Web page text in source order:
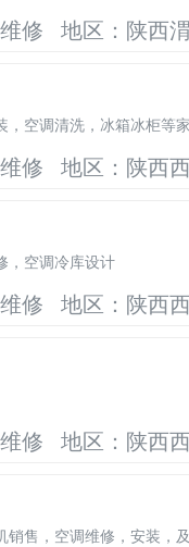
修 地区：陕西
，空调清洗，冰箱冰柜等
修 地区：陕西
，空调冷库设计
修 地区：陕西
修 地区：陕西
销售，空调维修，安装，